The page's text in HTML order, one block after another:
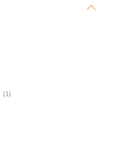
(1)